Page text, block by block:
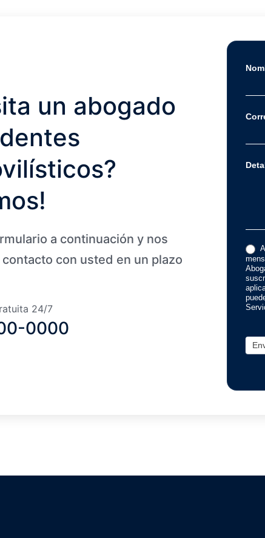
un abogado
a continuación y nos
con usted en un plazo
24/7
0000